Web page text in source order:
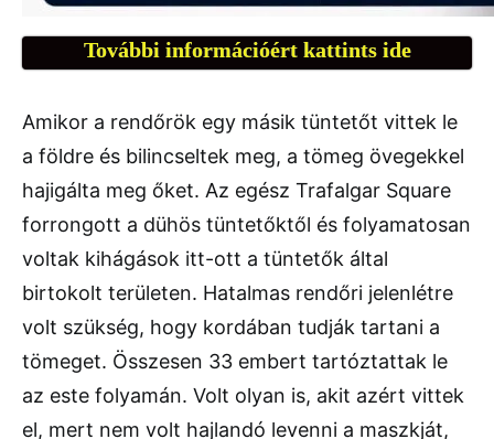
További információért kattints ide
Amikor a rendőrök egy másik tüntetőt vittek le
a földre és bilincseltek meg, a tömeg övegekkel
hajigálta meg őket. Az egész Trafalgar Square
forrongott a dühös tüntetőktől és folyamatosan
voltak kihágások itt-ott a tüntetők által
birtokolt területen. Hatalmas rendőri jelenlétre
volt szükség, hogy kordában tudják tartani a
tömeget. Összesen 33 embert tartóztattak le
az este folyamán. Volt olyan is, akit azért vittek
el, mert nem volt hajlandó levenni a maszkját,